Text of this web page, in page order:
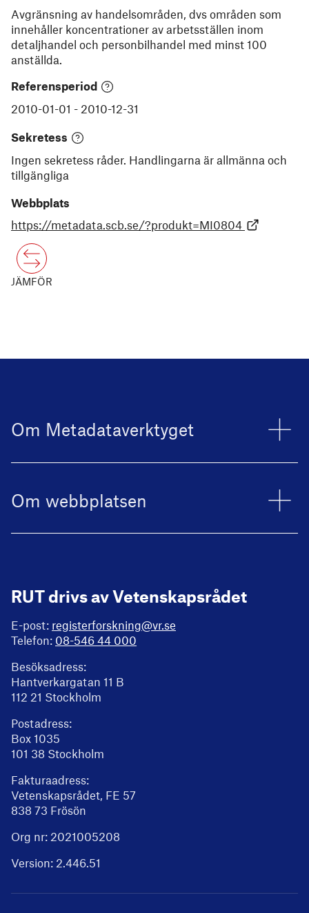
Avgränsning av handelsområden, dvs områden som
innehåller koncentrationer av arbetsställen inom
detaljhandel och personbilhandel med minst 100
anställda.
Referensperiod
2010-01-01 - 2010-12-31
Sekretess
Ingen sekretess råder. Handlingarna är allmänna och
tillgängliga
Webbplats
https://metadata.scb.se/?produkt=MI0804
JÄMFÖR
Om Metadataverktyget
Om webbplatsen
RUT drivs av Vetenskapsrådet
E-post: registerforskning@vr.se
Telefon: 08-546 44 000
Besöksadress:
Hantverkargatan 11 B
112 21 Stockholm
Postadress:
Box 1035
101 38 Stockholm
Fakturaadress:
Vetenskapsrådet, FE 57
838 73 Frösön
Org nr: 2021005208
Version: 2.446.51